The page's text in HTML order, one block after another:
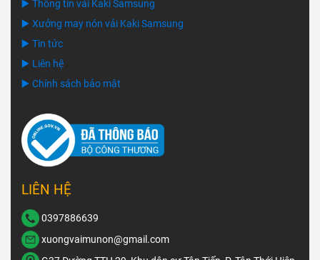
▶️ Thông tin vải Kaki Samsung
▶️ Xưởng may nón vải Kaki Samsung
▶️ Tin tức
▶️ Liên hệ
▶️ Chính sách bảo mật
LIÊN HỆ
0397886639
xuongvaimunon@gmail.com